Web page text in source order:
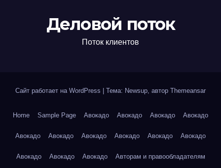
Деловой поток
Поток клиентов
Сайт работает на WordPress Тема: Newsup, автор Themeansar
Home Sample Page Авокадо Авокадо Авокадо Авокадо
Авокадо Авокадо Авокадо Авокадо Авокадо Авокадо
Авокадо Авокадо Авокадо Авторам и правообладателям